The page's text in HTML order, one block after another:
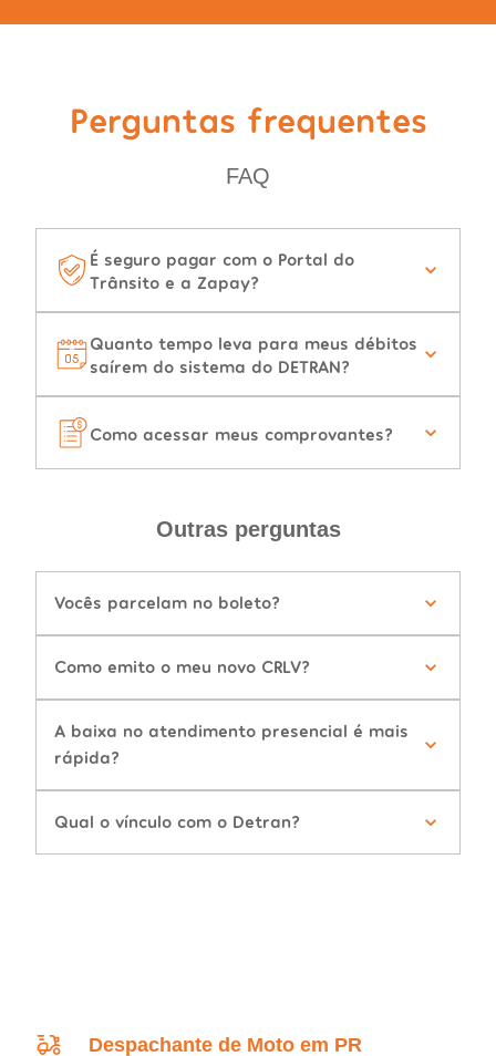
Perguntas frequentes
FAQ
É seguro pagar com o Portal do
Trânsito e a Zapay?
Quanto tempo leva para meus débitos
saírem do sistema do DETRAN?
Como acessar meus comprovantes?
Outras perguntas
Vocês parcelam no boleto?
Como emito o meu novo CRLV?
A baixa no atendimento presencial é mais
rápida?
Qual o vínculo com o Detran?
Despachante de Moto em PR